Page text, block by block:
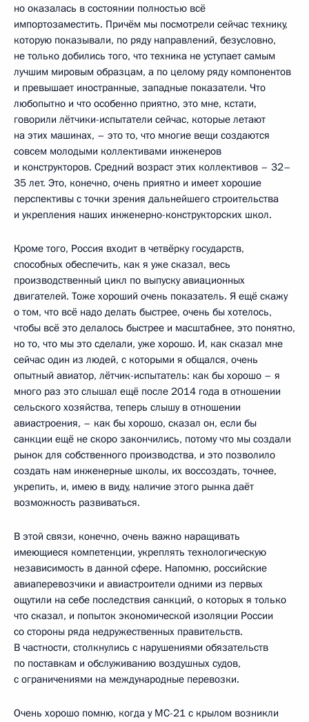
но оказалась в состоянии полностью всё
импортозаместить. Причём мы посмотрели сейчас технику,
которую показывали, по ряду направлений, безусловно,
не только добились того, что техника не уступает самым
лучшим мировым образцам, а по целому ряду компонентов
и превышает иностранные, западные показатели. Что
любопытно и что особенно приятно, это мне, кстати,
говорили лётчики-испытатели сейчас, которые летают
на этих машинах, – это то, что многие вещи создаются
совсем молодыми коллективами инженеров
и конструкторов. Средний возраст этих коллективов – 32–
35 лет. Это, конечно, очень приятно и имеет хорошие
перспективы с точки зрения дальнейшего строительства
и укрепления наших инженерно-конструкторских школ.
Кроме того, Россия входит в четвёрку государств,
способных обеспечить, как я уже сказал, весь
производственный цикл по выпуску авиационных
двигателей. Тоже хороший очень показатель. Я ещё скажу
о том, что всё надо делать быстрее, очень бы хотелось,
чтобы всё это делалось быстрее и масштабнее, это понятно,
но то, что мы это сделали, уже хорошо. И, как сказал мне
сейчас один из людей, с которыми я общался, очень
опытный авиатор, лётчик-испытатель: как бы хорошо – я
много раз это слышал ещё после 2014 года в отношении
сельского хозяйства, теперь слышу в отношении
авиастроения, – как бы хорошо, сказал он, если бы
санкции ещё не скоро закончились, потому что мы создали
рынок для собственного производства, и это позволило
создать нам инженерные школы, их воссоздать, точнее,
укрепить, и, имею в виду, наличие этого рынка даёт
возможность развиваться.
В этой связи, конечно, очень важно наращивать
имеющиеся компетенции, укреплять технологическую
независимость в данной сфере. Напомню, российские
авиаперевозчики и авиастроители одними из первых
ощутили на себе последствия санкций, о которых я только
что сказал, и попыток экономической изоляции России
со стороны ряда недружественных правительств.
В частности, столкнулись с нарушениями обязательств
по поставкам и обслуживанию воздушных судов,
с ограничениями на международные перевозки.
Очень хорошо помню, когда у МС-21 с крылом возникли